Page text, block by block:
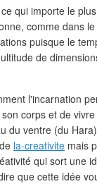
qui importe le
comme dans
puisque le
de
l'incarnation
corps et de
du ventre (du
la-creativite mais
qui sort une
que cette idée